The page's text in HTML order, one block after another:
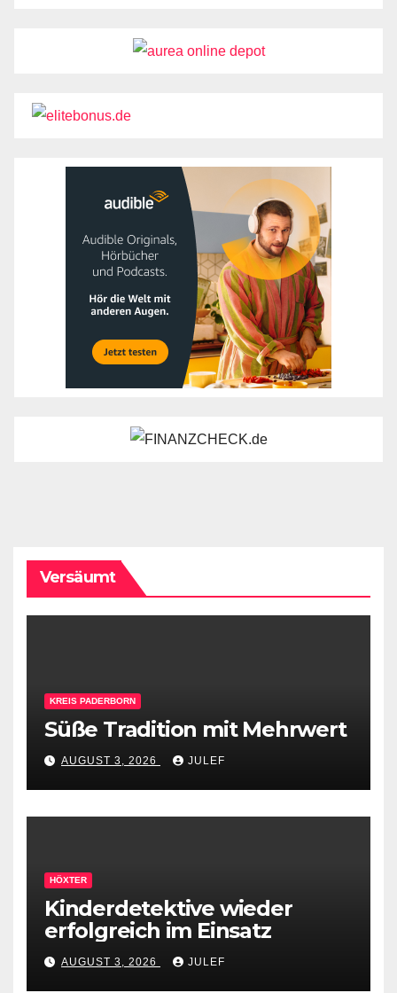
Versäumt
KREIS PADERBORN
Süße Tradition mit Mehrwert
AUGUST 3, 2026 JULEF
HÖXTER
Kinderdetektive wieder
erfolgreich im Einsatz
AUGUST 3, 2026 JULEF